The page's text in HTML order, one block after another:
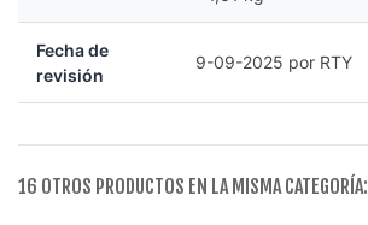
Fecha de
revisión
9-09-2025 por RTY
16 OTROS PRODUCTOS EN LA MISMA CATEGORÍA: